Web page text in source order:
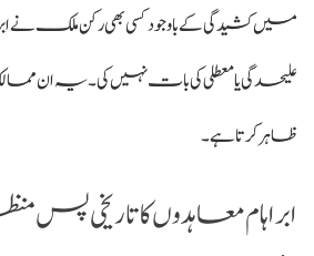
میں کشیدگی کے باوجود کسی بھی رکن ملک نے
علیحدگی یا معطلی کی بات نہیں کی۔ یہ
ظاہر کرتا ہے۔
ابراہام معاہدوں کا تاریخی پس